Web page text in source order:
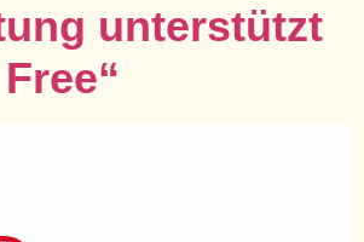
unterstützt